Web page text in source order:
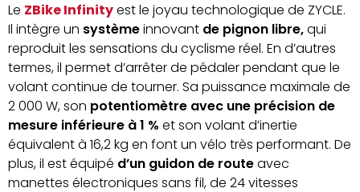
Le ZBike Infinityest le joyau technologique de ZYCLE.
Il intègre un systèmeinnovant de pignon libre,qui
reproduit les sensations du cyclisme réel. En d’autres
termes, il permet d’arrêter de pédaler pendant que le
volant continue de tourner. Sa puissance maximale de
2 000 W, son potentiomètre avec une précision de
mesure inférieure à 1 % et son volant d’inertie
équivalent à 16,2 kg en font un vélo très performant. De
plus, il est équipé d’un guidon de routeavec
manettes électroniques sans fil, de 24 vitesses